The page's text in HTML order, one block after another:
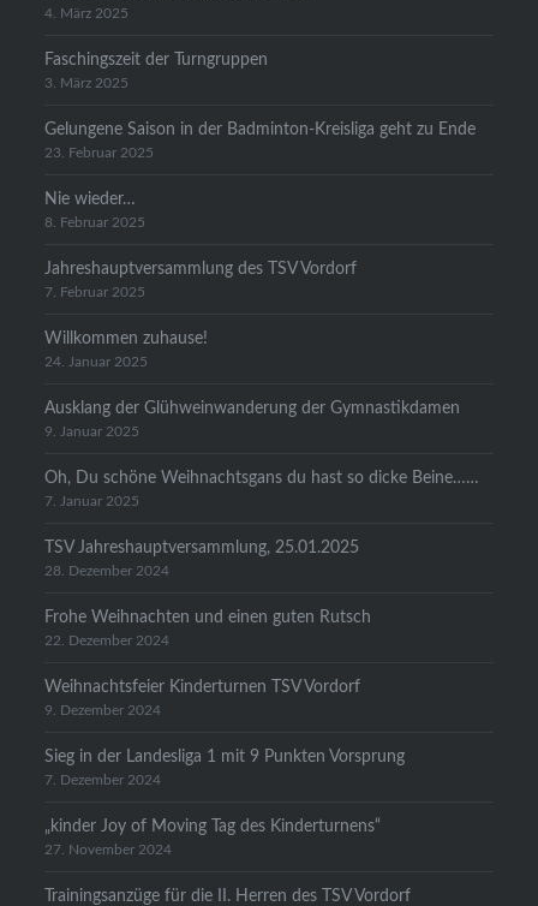
4. März 2025
Faschingszeit der Turngruppen
3. März 2025
Gelungene Saison in der Badminton-Kreisliga geht zu Ende
23. Februar 2025
Nie wieder…
8. Februar 2025
Jahreshauptversammlung des TSV Vordorf
7. Februar 2025
Willkommen zuhause!
24. Januar 2025
Ausklang der Glühweinwanderung der Gymnastikdamen
9. Januar 2025
Oh, Du schöne Weihnachtsgans du hast so dicke Beine……
7. Januar 2025
TSV Jahreshauptversammlung, 25.01.2025
28. Dezember 2024
Frohe Weihnachten und einen guten Rutsch
22. Dezember 2024
Weihnachtsfeier Kinderturnen TSV Vordorf
9. Dezember 2024
Sieg in der Landesliga 1 mit 9 Punkten Vorsprung
7. Dezember 2024
„kinder Joy of Moving Tag des Kinderturnens“
27. November 2024
Trainingsanzüge für die II. Herren des TSV Vordorf